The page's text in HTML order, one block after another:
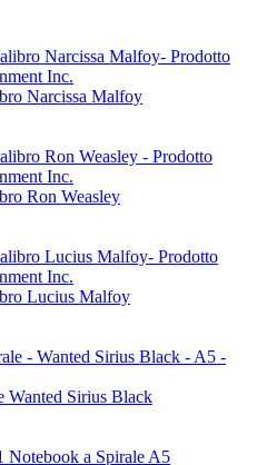
Narcissa Malfoy
Ron Weasley
Lucius Malfoy
Wanted Sirius Black